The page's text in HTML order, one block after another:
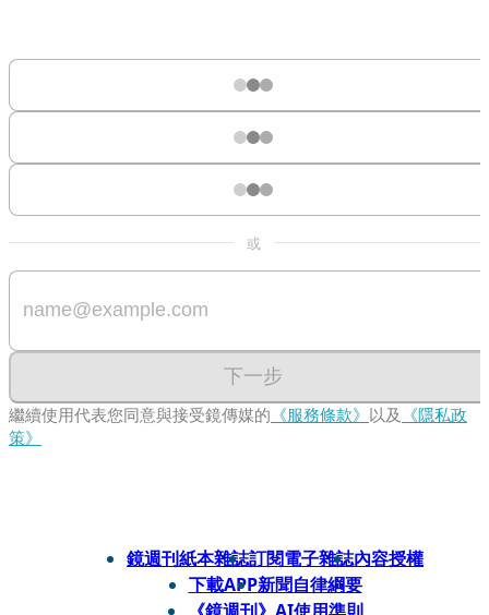
或
下一步
繼續使用代表您同意與接受鏡傳媒的 《服務條款》 以及 《隱私政
策》
鏡週刊紙本雜誌訂閱電子雜誌內容授權
下載APP新聞自律綱要